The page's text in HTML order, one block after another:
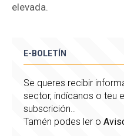
elevada.
E-BOLETÍN
Se queres recibir
sector, indícanos o teu
subscrición..
Tamén podes ler o